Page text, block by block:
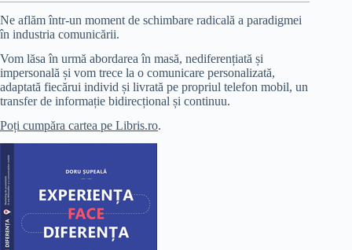
Ne aflăm într-un moment de schimbare radicală a paradigmei
în industria comunicării.
Vom lăsa în urmă abordarea în masă, nediferențiată și
impersonală și vom trece la o comunicare personalizată,
adaptată fiecărui individ și livrată pe propriul telefon mobil, un
transfer de informație bidirecțional și continuu.
Poți cumpăra cartea pe Libris.ro.